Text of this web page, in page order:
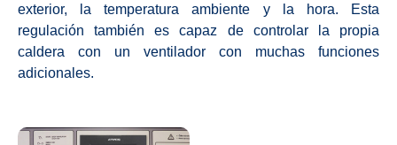
exterior, la temperatura ambiente y la hora. Esta
regulación también es capaz de controlar la propia
caldera con un ventilador con muchas funciones
adicionales.